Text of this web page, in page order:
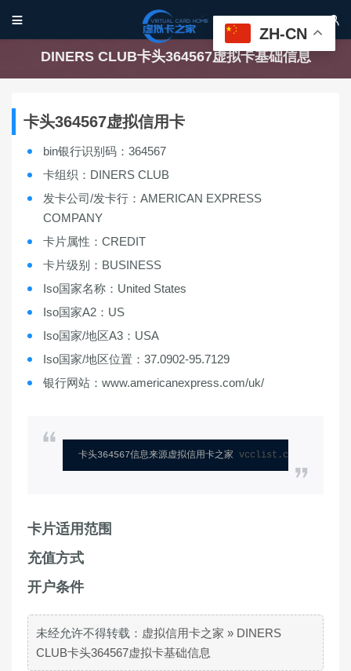
 
DINERS CLUB卡头364567虚拟卡基础信息
卡头364567虚拟信用卡
bin银行识别码：364567
卡组织：DINERS CLUB
发卡公司/发卡行：AMERICAN EXPRESS
COMPANY
卡片属性：CREDIT
卡片级别：BUSINESS
Iso国家名称：United States
Iso国家A2：US
Iso国家/地区A3：USA
Iso国家/地区位置：37.0902-95.7129
银行网站：www.americanexpress.com/uk/
卡头364567信息来源虚拟信用卡之家 vcclist.com
卡片适用范围
充值方式
开户条件
未经允许不得转载： 虚拟信用卡之家 » DINERS
CLUB卡头364567虚拟卡基础信息
ZH-CN